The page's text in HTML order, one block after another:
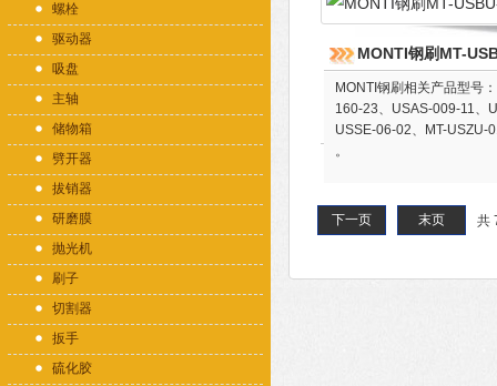
螺栓
驱动器
吸盘
主轴
储物箱
劈开器
拔销器
研磨膜
抛光机
刷子
切割器
扳手
硫化胶
MONTI钢刷MT-
MONTI钢刷相关产品型号
160-23、USAS-009-11、
USSE-06-02、MT-USZU-
。
共
下一页 末页